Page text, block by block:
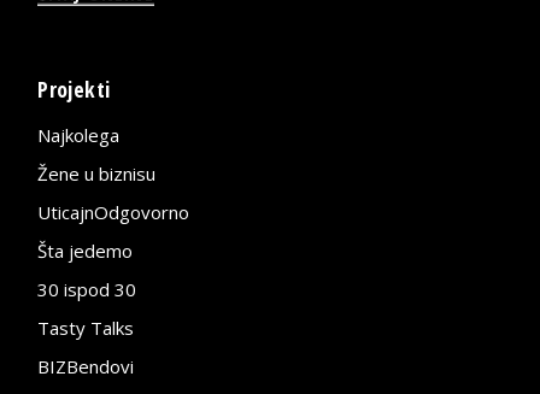
Projekti
Najkolega
Žene u biznisu
UticajnOdgovorno
Šta jedemo
30 ispod 30
Tasty Talks
BIZBendovi